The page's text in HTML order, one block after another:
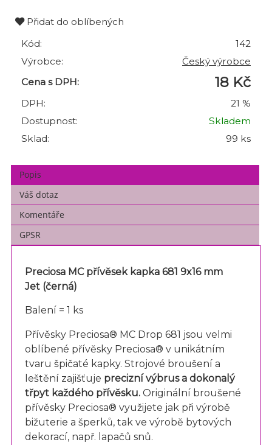
Přidat do oblíbených
Kód:
142
Výrobce:
Český výrobce
Cena s DPH:
18 Kč
DPH:
21 %
Dostupnost:
Skladem
Sklad:
99 ks
Popis
Váš dotaz
Komentáře
GPSR
Preciosa MC přívěsek kapka 681 9x16 mm
Jet (černá)
Balení = 1 ks
Přívěsky Preciosa® MC Drop 681 jsou velmi
oblíbené přívěsky Preciosa® v unikátním
tvaru špičaté kapky. Strojové broušení a
leštění zajišťuje precizní výbrus a dokonalý
třpyt každého přívěsku.Originální broušené
přívěsky Preciosa® využijete jak při výrobě
bižuterie a šperků, tak ve výrobě bytových
dekorací, např. lapačů snů.